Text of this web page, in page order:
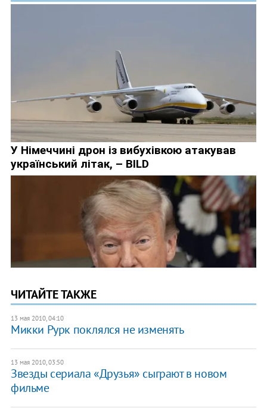
ЧИТАЙТЕ ТАКЖЕ
13 мая 2010, 04:10
Микки Рурк поклялся не изменять
13 мая 2010, 03:50
Звезды сериала «Друзья» сыграют в новом
фильме